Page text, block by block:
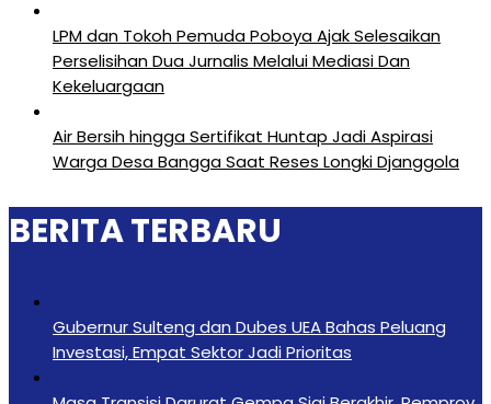
LPM dan Tokoh Pemuda Poboya Ajak Selesaikan
Perselisihan Dua Jurnalis Melalui Mediasi Dan
Kekeluargaan
Air Bersih hingga Sertifikat Huntap Jadi Aspirasi
Warga Desa Bangga Saat Reses Longki Djanggola
BERITA TERBARU
Gubernur Sulteng dan Dubes UEA Bahas Peluang
Investasi, Empat Sektor Jadi Prioritas